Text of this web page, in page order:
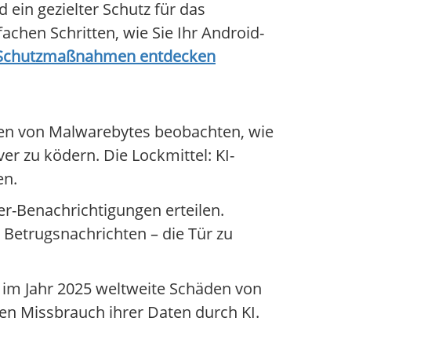
ein gezielter Schutz für das
Schritten, wie Sie Ihr Android-
entdecken
von Malwarebytes beobachten, wie
zu ködern. Die Lockmittel: KI-
Benachrichtigungen erteilen.
– die Tür zu
Jahr 2025 weltweite Schäden von
Missbrauch ihrer Daten durch KI.